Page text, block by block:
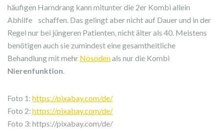
häufigen Harndrang kann mitunter die 2er Kombi allein
Abhilfe schaffen. Das gelingt aber nicht auf Dauer und in der
Regel nur bei jüngeren Patienten, nicht älter als 40. Meistens
benötigen auch sie zumindest eine gesamtheitliche
Behandlung mit mehr Nosodenals nur die Kombi
Nierenfunktion.
Foto 1: https://pixabay.com/de/
Foto 2: https://pixabay.com/de/
Foto 3: https://pixabay.com/de/